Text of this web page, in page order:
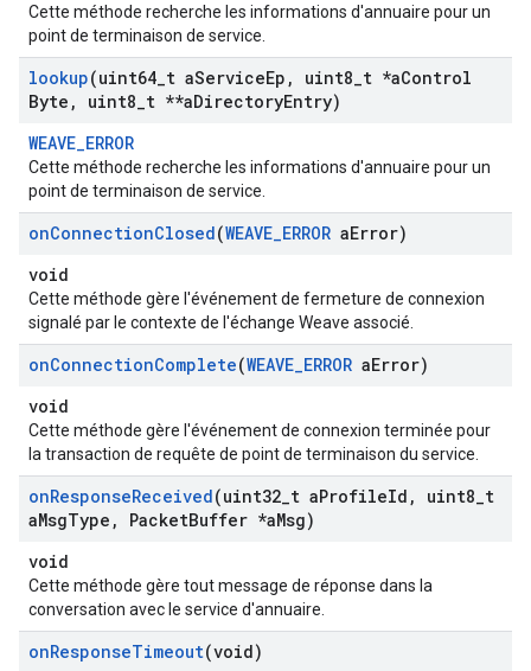
Cette méthode recherche les informations d'annuaire pour un
point de terminaison de service.
lookup(uint64 t aServiceEp , uint8 t *aControl
Byte , uint8 t **aDirectoryEntry)
WEAVE_ERROR
Cette méthode recherche les informations d'annuaire pour un
point de terminaison de service.
onConnectionClosed(WEAVE_ERROR aError)
void
Cette méthode gère l'événement de fermeture de connexion
signalé par le contexte de l'échange Weave associé.
onConnectionComplete(WEAVE_ERROR aError)
void
Cette méthode gère l'événement de connexion terminée pour
la transaction de requête de point de terminaison du service.
onResponseReceived(uint32 t aProfileId , uint8 t
aMsgType , PacketBuffer *aMsg)
void
Cette méthode gère tout message de réponse dans la
conversation avec le service d'annuaire.
onResponseTimeout(void)